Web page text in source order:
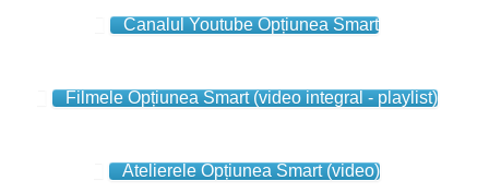
Canalul Youtube Opțiunea Smart
Filmele Opțiunea Smart (video integral - playlist)
Atelierele Opțiunea Smart (video)